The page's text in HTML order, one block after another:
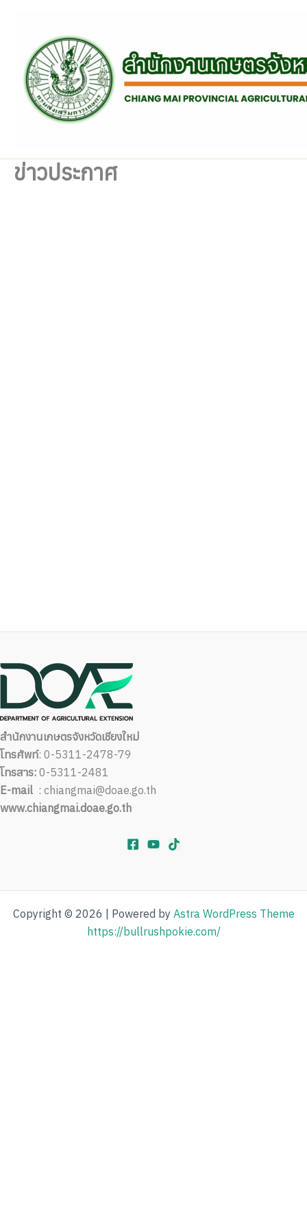
ข่าวประกาศ
สำนักงานเกษตรจังหวัดเชียงใหม่
โทรศัพท์: 0-5311-2478-79
โทรสาร: 0-5311-2481
E-mail : chiangmai@doae.go.th
www.chiangmai.doae.go.th
Copyright © 2026 | Powered by Astra WordPress Theme
https://bullrushpokie.com/